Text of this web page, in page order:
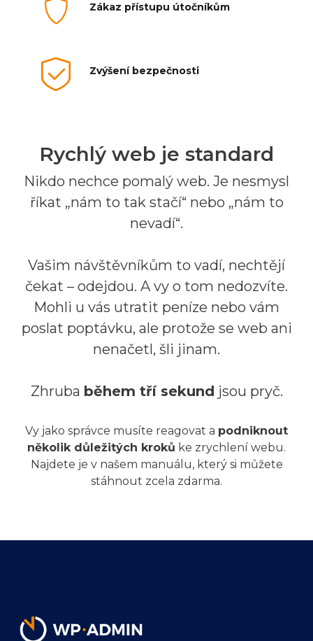
Zákaz přístupu útočníkům
Zvýšení bezpečnosti
Rychlý web je standard
Nikdo nechce pomalý web. Je nesmysl
říkat „nám to tak stačí“ nebo „nám to
nevadí“.
Vašim návštěvníkům to vadí, nechtějí
čekat – odejdou. A vy o tom nedozvíte.
Mohli u vás utratit peníze nebo vám
poslat poptávku, ale protože se web ani
nenačetl, šli jinam.
Zhruba během tří sekund jsou pryč.
Vy jako správce musíte reagovat a podniknout
několik důležitých kroků ke zrychlení webu.
Najdete je v našem manuálu, který si můžete
stáhnout zcela zdarma.